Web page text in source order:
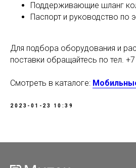
Поддерживающие шланг
Паспорт и руководство по
Для подбора оборудования и
поставки обращайтесь по тел.
Смотреть в каталоге:
2023-01-23 10:39